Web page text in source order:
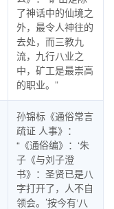
了神话中的仙境之
外，最令人神往的
去处，而三教九
流，九行八业之
中，矿工是最崇高
的职业。”
孙锦标《通俗常言
疏证 人事》：
“《通俗编》：‘朱
子《与刘子澄
书》：圣贤已是八
字打开了，人不自
领会。’按今有‘八